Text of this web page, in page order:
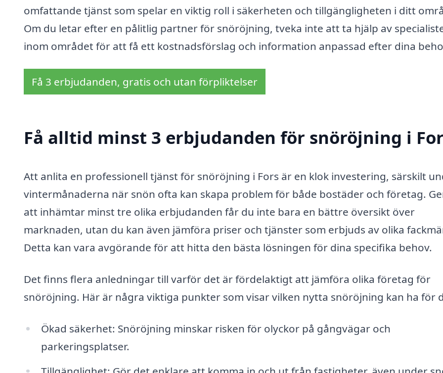
omfattande tjänst som spelar en viktig roll i säkerheten och tillgängligheten i ditt
Om du letar efter en pålitlig partner för snöröjning, tveka inte att ta hjälp av
inom området för att få ett kostnadsförslag och information anpassad efter dina
Få 3 erbjudanden, gratis och utan förpliktelser
Få alltid minst 3 erbjudanden för snöröjning i
Att anlita en professionell tjänst för snöröjning i Fors är en klok investering, särskilt
vintermånaderna när snön ofta kan skapa problem för både bostäder och företag.
att inhämtar minst tre olika erbjudanden får du inte bara en bättre översikt över
marknaden, utan du kan även jämföra priser och tjänster som erbjuds av olika
Detta kan vara avgörande för att hitta den bästa lösningen för dina specifika behov.
Det finns flera anledningar till varför det är fördelaktigt att jämföra olika företag för
snöröjning. Här är några viktiga punkter som visar vilken nytta snöröjning kan ha för
Ökad säkerhet: Snöröjning minskar risken för olyckor på gångvägar och
parkeringsplatser.